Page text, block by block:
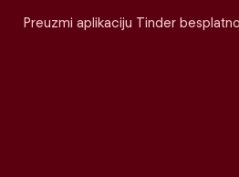
Preuzmi aplikaciju Tinder